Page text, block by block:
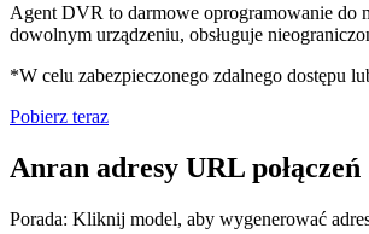
Agent DVR to darmowe oprogramowanie do
dowolnym urządzeniu, obsługuje
*W celu zabezpieczonego zdalnego dostępu
Pobierz teraz
Anran adresy URL połączeń
Porada: Kliknij model, aby wygenerować